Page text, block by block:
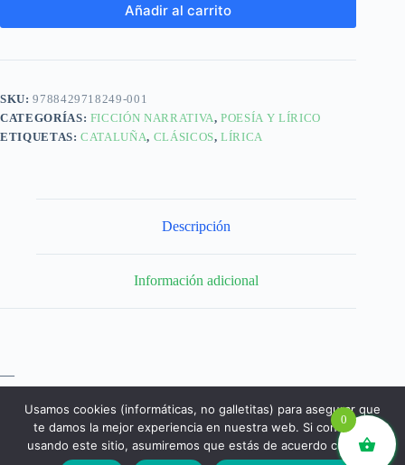
Añadir al carrito
SKU:9788429718249-001
CATEGORÍAS: FICCIÓN NARRATIVA,POESÍA Y LÍRICO
ETIQUETAS:CATALUÑA, CLÁSICOS,LÍRICA
Descripción
Información adicional
—
0
Usamos cookies (informáticas, no galletitas) para asegurar que
te damos la mejor experiencia en nuestra web. Si continúas
usando este sitio, asumiremos que estás de acuerdo con ello.